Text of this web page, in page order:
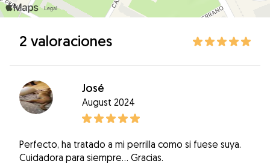
2 valoraciones
José
August 2024
Perfecto, ha tratado a mi perrilla como si fuese suya.
Cuidadora para siempre... Gracias.